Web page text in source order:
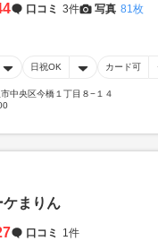
口コミ 3件 写真 81枚
日祝OK カード可
中央区今橋１丁目８−１４
ケまりん
口コミ 1件